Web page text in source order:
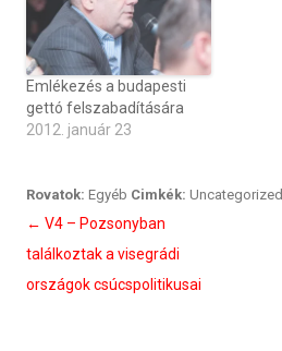
Emlékezés a budapesti
gettó felszabadítására
2012. január 23
Rovatok: Egyéb Cimkék: Uncategorized
Bejegyzés
navigáció
← V4 – Pozsonyban
találkoztak a visegrádi
országok csúcspolitikusai